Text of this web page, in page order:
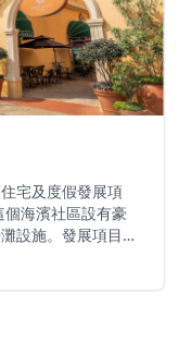
宅及度假發展項
海濱社區設有豪
設施。發展項目提